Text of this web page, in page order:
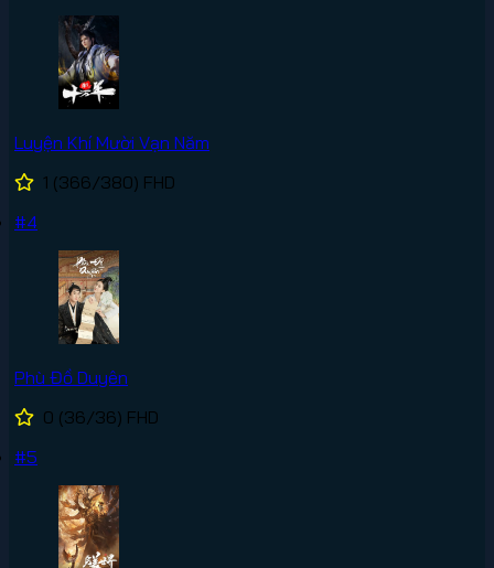
Luyện Khí Mười Vạn Năm
1 (366/380) FHD
#4
Phù Đồ Duyên
0 (36/36) FHD
#5